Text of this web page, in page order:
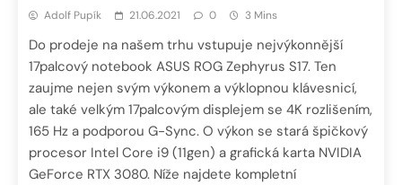
Adolf Pupík 21.06.2021 0 3 Mins
Do prodeje na našem trhu vstupuje nejvýkonnější
17palcový notebook ASUS ROG Zephyrus S17. Ten
zaujme nejen svým výkonem a výklopnou klávesnicí,
ale také velkým 17palcovým displejem se 4K rozlišením,
165 Hz a podporou G-Sync. O výkon se stará špičkový
procesor Intel Core i9 (11gen) a grafická karta NVIDIA
GeForce RTX 3080. Níže najdete kompletní